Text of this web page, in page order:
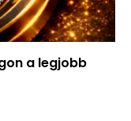
a legjobb